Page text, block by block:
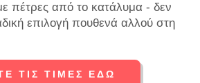
πέτρες από το κατάλυμα - δεν
επιλογή πουθενά αλλού στη
ΤΙΣ ΤΙΜΕΣ ΕΔΩ